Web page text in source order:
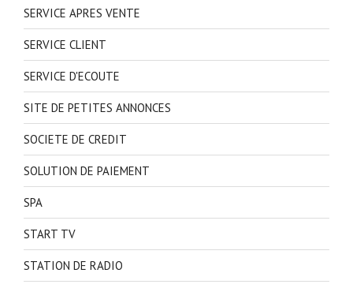
SERVICE APRES VENTE
SERVICE CLIENT
SERVICE D'ECOUTE
SITE DE PETITES ANNONCES
SOCIETE DE CREDIT
SOLUTION DE PAIEMENT
SPA
START TV
STATION DE RADIO